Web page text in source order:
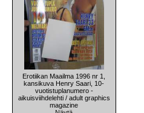
Erotiikan Maailma 1996 nr 1,
kansikuva Henry Saari, 10-
vuotistuplanumero -
aikuisviihdelehti / adult graphics
magazine